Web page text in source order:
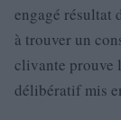
engagé résultat
à trouver un
clivante prouve
délibératif mis